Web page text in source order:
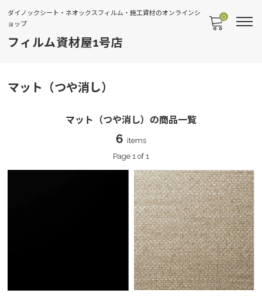
ダイノックシート・ネオックスフィルム・施工資材のオンラインシ
ョップ
フィルム資材屋1号店
0
マット（つや消し）
マット（つや消し）の商品一覧
6 items
Page 1 of 1